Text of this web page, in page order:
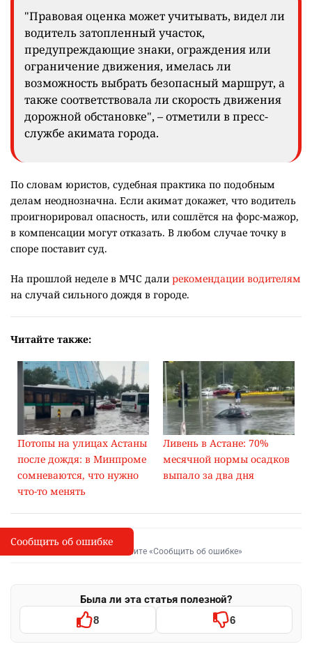
"Правовая оценка может учитывать, видел ли
водитель затопленный участок,
предупреждающие знаки, ограждения или
ограничение движения, имелась ли
возможность выбрать безопасный маршрут, а
также соответствовала ли скорость движения
дорожной обстановке", – отметили в пресс-
службе акимата города.
По словам юристов, судебная практика по подобным
делам неоднозначна. Если акимат докажет, что водитель
проигнорировал опасность, или сошлётся на форс-мажор,
в компенсации могут отказать. В любом случае точку в
споре поставит суд.
На прошлой неделе в МЧС дали рекомендации водителям
на случай сильного дождя в городе.
Читайте также:
Потопы на улицах Астаны
после дождя: в Минпроме
сомневаются, что нужно
что-то менять
Ливень в Астане: 70%
месячной нормы осадков
выпало за два дня
I
Сообщить об опечатке
Выделите фрагмент и нажмите «Сообщить об ошибке»
Была ли эта статья полезной?
8 6
Сообщить об ошибке